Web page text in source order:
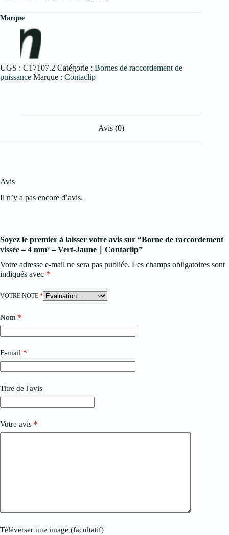
Marque
UGS : C17107.2 Catégorie : Bornes de raccordement de
puissance Marque : Contaclip
Avis (0)
Avis
Il n’y a pas encore d’avis.
Soyez le premier à laisser votre avis sur “Borne de raccordement
vissée – 4 mm² – Vert-Jaune｜Contaclip”
Votre adresse e-mail ne sera pas publiée. Les champs obligatoires sont
indiqués avec *
VOTRE NOTE *
Nom *
E-mail *
Titre de l'avis
Votre avis *
Téléverser une image (facultatif)